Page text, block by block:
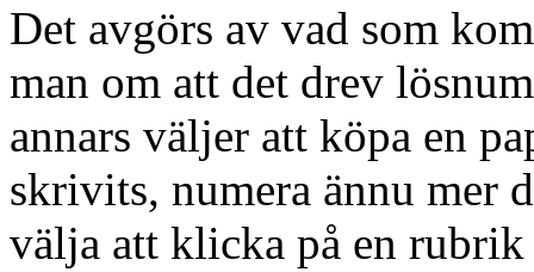
Det avgörs av vad som
man om att det drev
annars väljer att köpa en
skrivits, numera ännu mer
välja att klicka på en